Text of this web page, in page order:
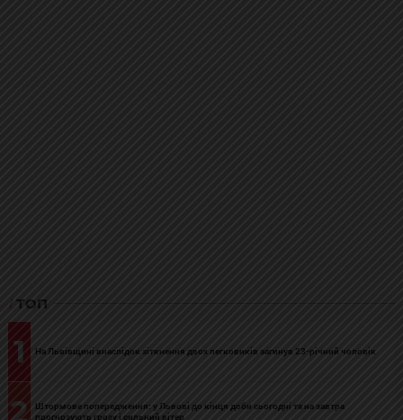
ТОП
1 На Львівщині внаслідок зіткнення двох легковиків загинув 23-річний чоловік
2
Штормове попередження: у Львові до кінця доби сьогодні та на завтра
прогнозують грозу і сильний вітер